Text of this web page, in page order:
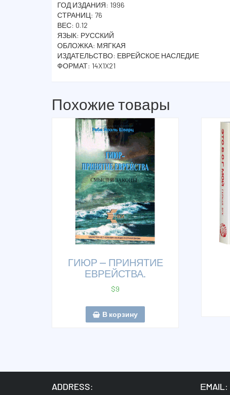
ГОД ИЗДАНИЯ: 1996
СТРАНИЦ: 76
ВЕС: 0.12
ЯЗЫК: РУССКИЙ
ОБЛОЖКА: МЯГКАЯ
ИЗДАТЕЛЬСТВО: ЕВРЕЙСКОЕ НАСЛЕДИЕ
ФОРМАТ: 14X1X21
Похожие товары
ГИЮР — ПРИНЯТИЕ
ЕВРЕЙСТВА.
$9
В корзину
ADDRESS: ЕMAIL: